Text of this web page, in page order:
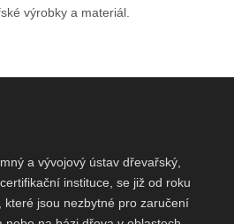
výrobky a materiál.
a vývojový ústav dřevařský,
instituce, se již od roku
které jsou nezbytné pro zaručení